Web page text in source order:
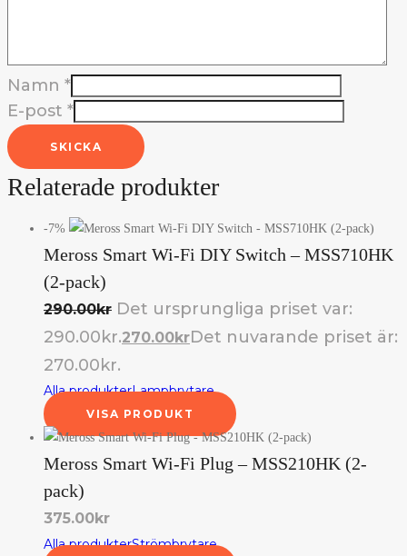
Namn *
E-post *
SKICKA
Relaterade produkter
-7%
Meross Smart Wi-Fi DIY Switch – MSS710HK
(2-pack)
290.00kr Det ursprungliga priset var:
290.00kr.270.00krDet nuvarande priset är:
270.00kr.
Alla produkterLampbrytare
VISA PRODUKT
Meross Smart Wi-Fi Plug – MSS210HK (2-
pack)
375.00kr
Alla produkterStrömbrytare